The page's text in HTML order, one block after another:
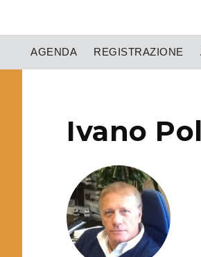
AGENDA REGISTRAZIONE
Ivano